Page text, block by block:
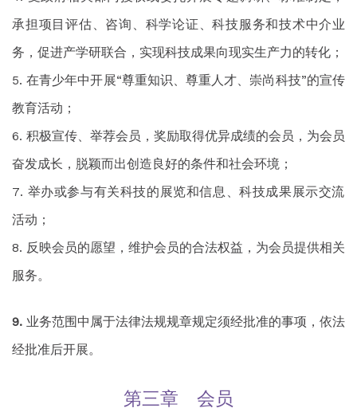
承担项目评估、咨询、科学论证、科技服务和技术中介业
务，促进产学研联合，实现科技成果向现实生产力的转化；
在青少年中开展“尊重知识、尊重人才、崇尚科技”的宣传
教育活动；
积极宣传、举荐会员，奖励取得优异成绩的会员，为会员
奋发成长，脱颖而出创造良好的条件和社会环境；
举办或参与有关科技的展览和信息、科技成果展示交流
活动；
反映会员的愿望，维护会员的合法权益，为会员提供相关
服务。
业务范围中属于法律法规规章规定须经批准的事项，依法
经批准后开展。
第三章 会员